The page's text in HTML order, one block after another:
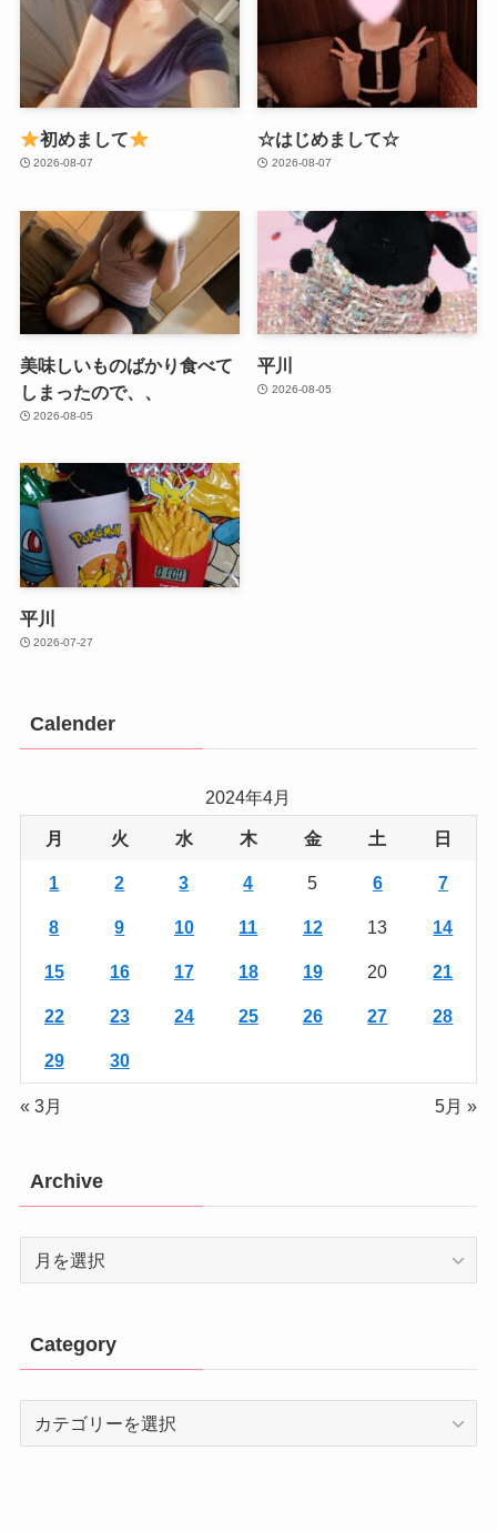
初めまして
2026-08-07
☆はじめまして☆
2026-08-07
美味しいものばかり食べて
しまったので、、
2026-08-05
平川
2026-08-05
平川
2026-07-27
Calender
2024年4月
月 火 水 木 金 土 日
1 2 3 4 5 6 7
8 9 10 11 12 13 14
15 16 17 18 19 20 21
22 23 24 25 26 27 28
29 30
« 3月 5月 »
Archive
Archive
Category
Category